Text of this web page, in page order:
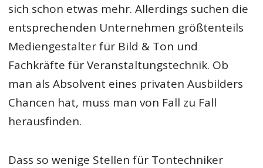
sich schon etwas mehr. Allerdings suchen die
entsprechenden Unternehmen größtenteils
Mediengestalter für Bild & Ton und
Fachkräfte für Veranstaltungstechnik. Ob
man als Absolvent eines privaten Ausbilders
Chancen hat, muss man von Fall zu Fall
herausfinden.
Dass so wenige Stellen für Tontechniker